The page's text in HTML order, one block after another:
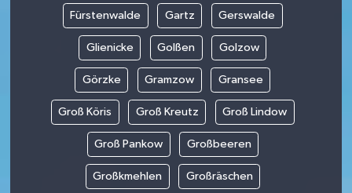
Fürstenwalde Gartz Gerswalde
Glienicke Golßen Golzow
Görzke Gramzow Gransee
Groß Köris Groß Kreutz Groß Lindow
Groß Pankow Großbeeren
Großkmehlen Großräschen